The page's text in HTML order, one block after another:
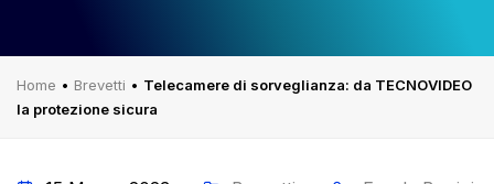
Home • Brevetti • Telecamere di sorveglianza: da TECNOVIDEO
la protezione sicura